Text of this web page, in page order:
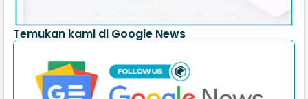
Temukan kami di Google News